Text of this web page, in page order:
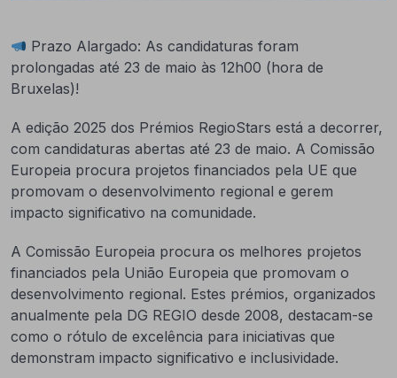
Prazo Alargado: As candidaturas foram
prolongadas até 23 de maio às 12h00 (hora de
Bruxelas)!
A edição 2025 dos Prémios RegioStars está a decorrer,
com candidaturas abertas até 23 de maio. A Comissão
Europeia procura projetos financiados pela UE que
promovam o desenvolvimento regional e gerem
impacto significativo na comunidade.
A Comissão Europeia procura os melhores projetos
financiados pela União Europeia que promovam o
desenvolvimento regional. Estes prémios, organizados
anualmente pela DG REGIO desde 2008, destacam-se
como o rótulo de excelência para iniciativas que
demonstram impacto significativo e inclusividade.